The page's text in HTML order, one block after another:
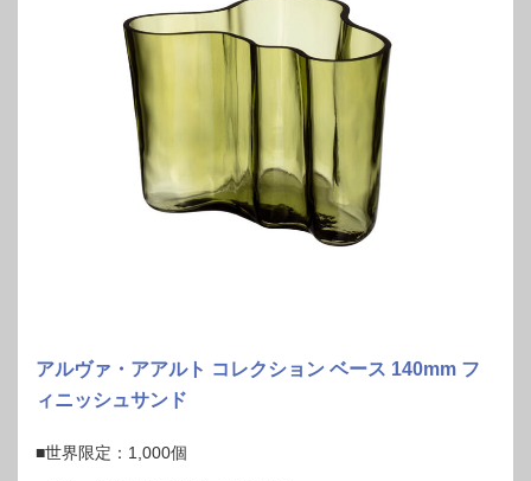
アルヴァ・アアルト コレクション ベース 140mm フ
ィニッシュサンド
■世界限定：1,000個